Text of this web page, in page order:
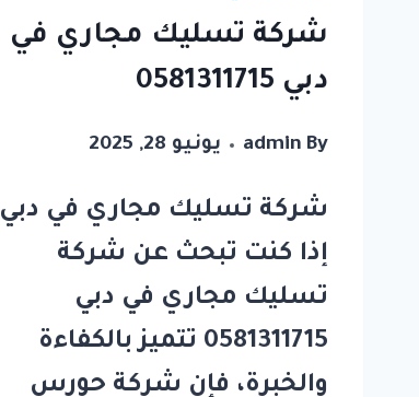
شركة تسليك مجاري في
دبي 0581311715
By
admin يونيو 28, 2025
شركة تسليك مجاري في دبي
إذا كنت تبحث عن شركة
تسليك مجاري في دبي
0581311715 تتميز بالكفاءة
والخبرة، فإن شركة حورس